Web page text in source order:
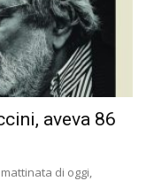
aveva 86
di oggi,